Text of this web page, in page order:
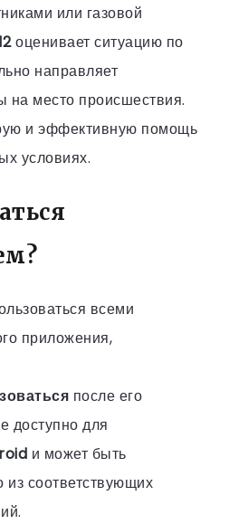
или газовой
оценивает ситуацию по
направляет
на место происшествия.
и эффективную помощь
условиях.
всеми
приложения,
после его
доступно для
и может быть
из соответствующих